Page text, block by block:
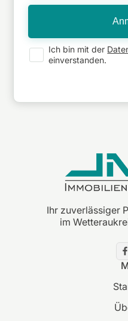
Ich bin mit der
einverstanden.
Ihr zuverlässiger
im